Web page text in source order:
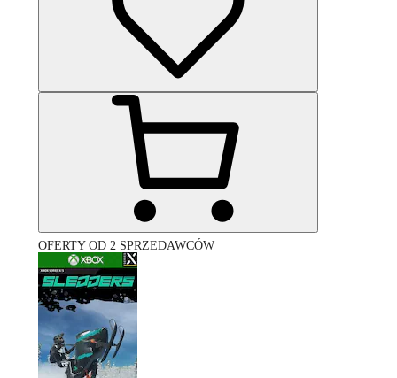
OFERTY OD 2 SPRZEDAWCÓW